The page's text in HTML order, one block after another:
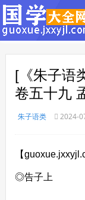
[《朱子语
卷五十九
朱子语类 2024-
【
◎告子上